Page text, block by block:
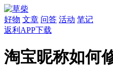
好物 文章 问答 活动 笔记
返利APP下载
淘宝昵称如何